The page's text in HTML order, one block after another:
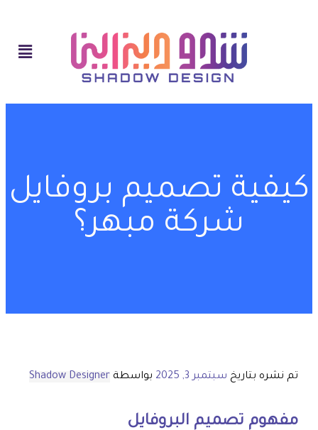
كيفية تصميم بروفايل
شركة مبهر؟
تم نشره بتاريخ سبتمبر 3, 2025 بواسطة Shadow Designer
مفهوم تصميم البروفايل